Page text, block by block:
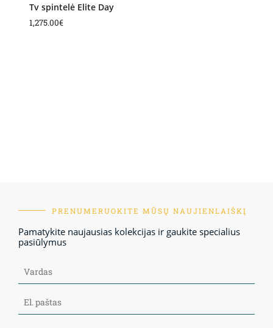
Tv spintelė Elite Day
1,275.00€
PRENUMERUOKITE MŪSŲ NAUJIENLAIŠKĮ
Pamatykite naujausias kolekcijas ir gaukite specialius
pasiūlymus